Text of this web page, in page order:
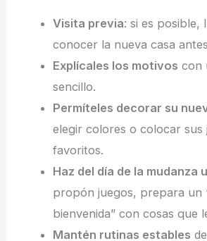
Visita previa: si es posible,
conocer la nueva casa
Explícales los motivos con
sencillo.
Permíteles decorar su
elegir colores o colocar sus
favoritos.
Haz del día de la mudanza
propón juegos, prepara un
bienvenida” con cosas que
Mantén rutinas estables